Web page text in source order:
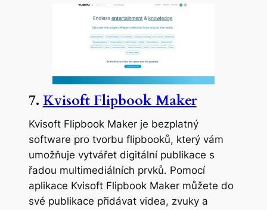
7. Kvisoft Flipbook Maker
Kvisoft Flipbook Maker je bezplatný
software pro tvorbu flipbooků, který vám
umožňuje vytvářet digitální publikace s
řadou multimediálních prvků. Pomocí
aplikace Kvisoft Flipbook Maker můžete do
své publikace přidávat videa, zvuky a